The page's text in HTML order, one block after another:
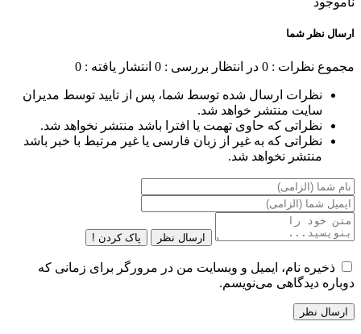
ارسال نظر شما
مجموع نظرات : 0 در انتظار بررسی : 0 انتشار یافته : 0
نظرات ارسال شده توسط شما، پس از تایید توسط مدیران
سایت منتشر خواهد شد.
نظراتی که حاوی تهمت یا افترا باشد منتشر نخواهد شد.
نظراتی که به غیر از زبان فارسی یا غیر مرتبط با خبر باشد
منتشر نخواهد شد.
ارسال نظر پاک کردن !
ذخیره نام، ایمیل و وبسایت من در مرورگر برای زمانی که
دوباره دیدگاهی می‌نویسم.